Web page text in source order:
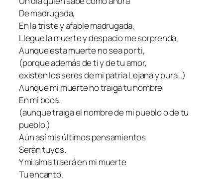
De madrugada,
En la triste y afable madrugada,
Llegue la muerte y despacio me sorprenda,
Aunque esta muerte no sea por ti,
(porque además de ti y de tu amor,
existen los seres de mi patria Lejana y pura…)
Aunque mi muerte no traiga tu nombre
En mi boca.
(aunque traiga el nombre de mi pueblo o de tu
pueblo.)
Aún así mis últimos pensamientos
Serán tuyos.
Y mi alma traerá en mi muerte
Tu encanto.